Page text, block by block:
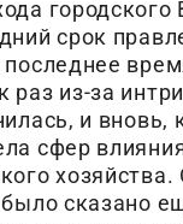
срок
из-за
и
сфер
сказано